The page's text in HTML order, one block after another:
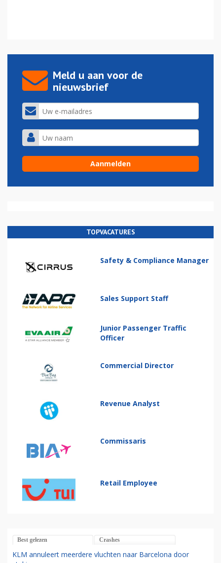
Meld u aan voor de
nieuwsbrief
TOPVACATURES
Safety & Compliance Manager
Sales Support Staff
Junior Passenger Traffic
Officer
Commercial Director
Revenue Analyst
Commissaris
Retail Employee
Best gelezen Crashes
KLM annuleert meerdere vluchten naar Barcelona door